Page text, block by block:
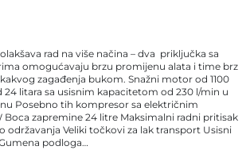
rad na više načina – dva priključka sa
omogućavaju brzu promijenu alata i time brz
zagađenja bukom. Snažni motor od 1100
24 litara sa usisnim kapacitetom od 230 l/min u
Posebno tih kompresor sa električnim
Boca zapremine 24 litre Maksimalni radni pritisak
održavanja Veliki točkovi za lak transport Usisni
podloga…